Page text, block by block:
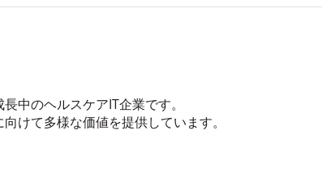
中のヘルスケアIT企業です。
けて多様な価値を提供しています。